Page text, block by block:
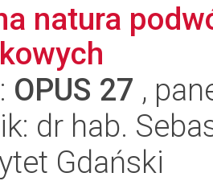
natura
OPUS 27 ,
dr hab.
Gdański